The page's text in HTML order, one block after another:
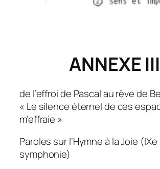
ANNEXE III
de l’effroi de Pascal au rêve de
« Le silence éternel de ces
m’effraie »
Paroles sur l’Hymne à la Joie (IXe
symphonie)